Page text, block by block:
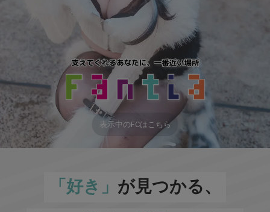
表示中のFCはこちら
「好き」 が見つかる、